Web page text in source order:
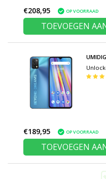
€208,95 OP VOORRAAD
TOEVOEGEN
Opslag
€189,95 OP VOORRAAD
TOEVOEGEN